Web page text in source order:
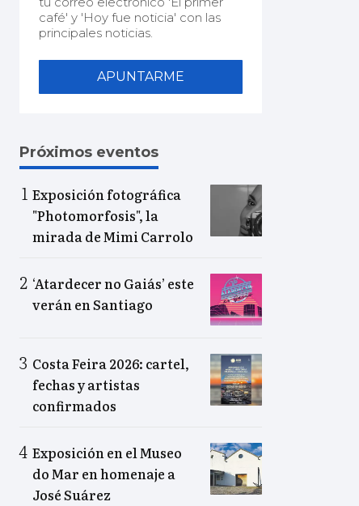
café' y 'Hoy fue noticia' con las
principales noticias.
APUNTARME
Próximos eventos
Exposición fotográfica
"Photomorfosis", la
mirada de Mimi Carrolo
‘Atardecer no Gaiás’ este
verán en Santiago
Costa Feira 2026: cartel,
fechas y artistas
confirmados
Exposición en el Museo
do Mar en homenaje a
José Suárez